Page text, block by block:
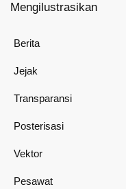
Mengilustrasikan
Berita
Jejak
Transparansi
Posterisasi
Vektor
Pesawat